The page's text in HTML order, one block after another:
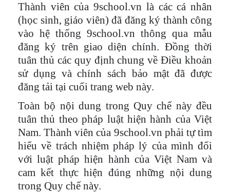
Thành viên của 9school.vn là các cá nhân
(học sinh, giáo viên) đã đăng ký thành công
vào hệ thống 9school.vn thông qua mẫu
đăng ký trên giao diện chính. Đồng thời
tuân thủ các quy định chung về Điều khoản
sử dụng và chính sách bảo mật đã được
đăng tải tại cuối trang web này.
Toàn bộ nội dung trong Quy chế này đều
tuân thủ theo pháp luật hiện hành của Việt
Nam. Thành viên của 9school.vn phải tự tìm
hiểu về trách nhiệm pháp lý của mình đối
với luật pháp hiện hành của Việt Nam và
cam kết thực hiện đúng những nội dung
trong Quy chế này.